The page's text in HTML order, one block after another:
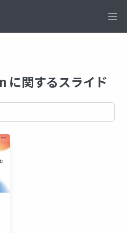
に関するスライド